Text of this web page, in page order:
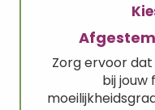
Zorg ervoor
bij jouw